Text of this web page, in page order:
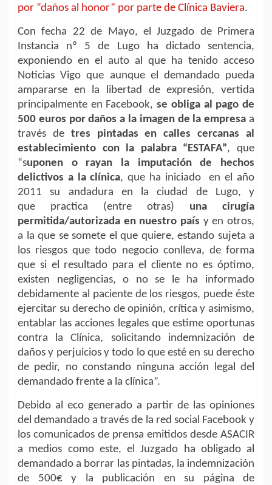
por “daños al honor” por parte de Clínica Baviera.
Con fecha 22 de Mayo, el Juzgado de Primera
Instancia nº 5 de Lugo ha dictado sentencia,
exponiendo en el auto al que ha tenido acceso
Noticias Vigo que aunque el demandado pueda
ampararse en la libertad de expresión, vertida
principalmente en Facebook,se obliga al pago de
500 euros por daños a la imagen de la empresa a
través de tres pintadas en calles cercanas al
establecimiento con la palabra “ESTAFA”, que
“suponen o rayan la imputación de hechos
delictivos a la clínica, que ha iniciado en el año
2011 su andadura en la ciudad de Lugo, y
que practica (entre otras) una cirugía
permitida/autorizada en nuestro país y en otros,
a la que se somete el que quiere, estando sujeta a
los riesgos que todo negocio conlleva, de forma
que si el resultado para el cliente no es óptimo,
existen negligencias, o no se le ha informado
debidamente al paciente de los riesgos, puede éste
ejercitar su derecho de opinión, crítica y asimismo,
entablar las acciones legales que estime oportunas
contra la Clínica, solicitando indemnización de
daños y perjuicios y todo lo que esté en su derecho
de pedir, no constando ninguna acción legal del
demandado frente a la clínica”.
Debido al eco generado a partir de las opiniones
del demandado a través de la red social Facebook y
los comunicados de prensa emitidos desde ASACIR
a medios como este, el Juzgado ha obligado al
demandado a borrar las pintadas, la indemnización
de 500€ y la publicación en su página de